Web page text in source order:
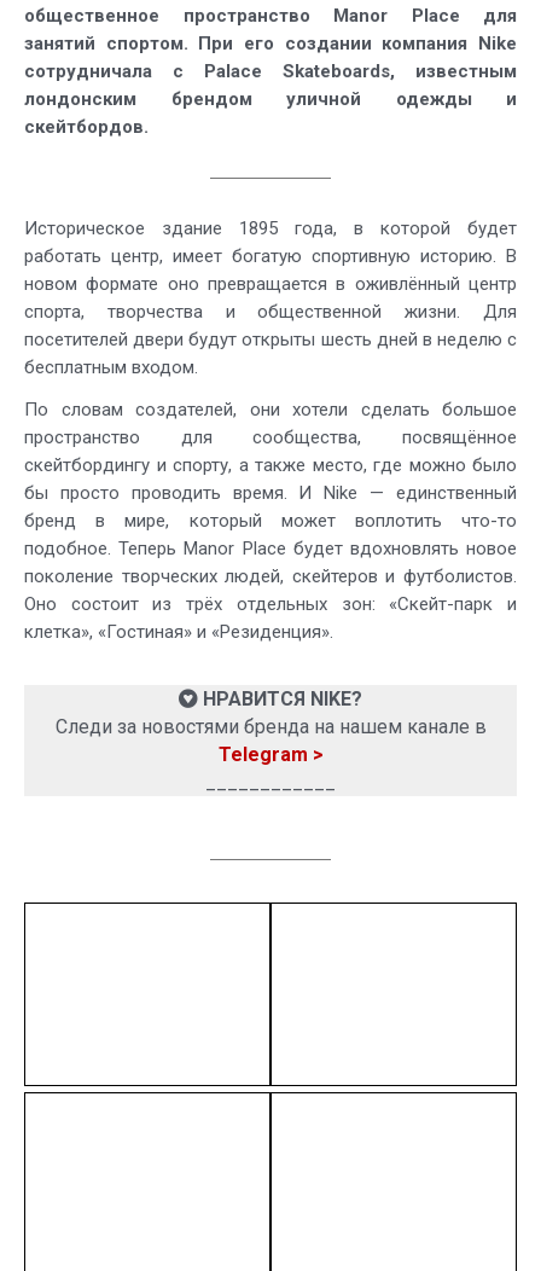
общественное пространство Manor Place для
занятий спортом. При его создании компания Nike
сотрудничала с Palace Skateboards, известным
лондонским брендом уличной одежды и
скейтбордов.
Историческое здание 1895 года, в которой будет
работать центр, имеет богатую спортивную историю. В
новом формате оно превращается в оживлённый центр
спорта, творчества и общественной жизни. Для
посетителей двери будут открыты шесть дней в неделю с
бесплатным входом.
По словам создателей, они хотели сделать большое
пространство для сообщества, посвящённое
скейтбордингу и спорту, а также место, где можно было
бы просто проводить время. И Nike — единственный
бренд в мире, который может воплотить что-то
подобное. Теперь Manor Place будет вдохновлять новое
поколение творческих людей, скейтеров и футболистов.
Оно состоит из трёх отдельных зон: «Скейт-парк и
клетка», «Гостиная» и «Резиденция».
НРАВИТСЯ NIKE?
Следи за новостями бренда на нашем канале в
Telegram >